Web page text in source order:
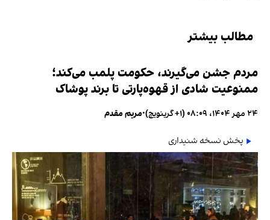
مطالب بیشتر
مردم جشن می‌گیرند، حکومت پلمب می‌کند؛
ممنوعیت شادی از قهوه‌پارتی تا برند پوشاک
۲۴ مهر ۱۴۰۴، ۰۸:۰۹ (‎+۱ گرینویچ) •مریم مقدم
پخش نسخه شنیداری